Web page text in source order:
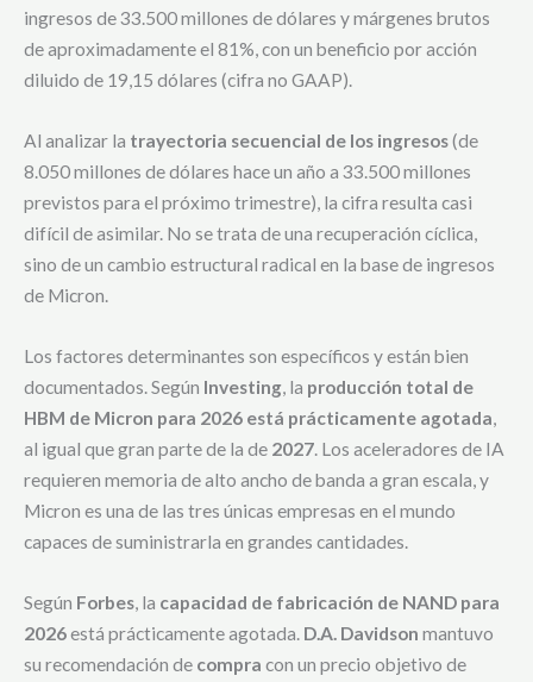
ingresos de 33.500 millones de dólares y márgenes brutos
de aproximadamente el 81%, con un beneficio por acción
diluido de 19,15 dólares (cifra no GAAP).
Al analizar la trayectoria secuencial de los ingresos(de
8.050 millones de dólares hace un año a 33.500 millones
previstos para el próximo trimestre), la cifra resulta casi
difícil de asimilar. No se trata de una recuperación cíclica,
sino de un cambio estructural radical en la base de ingresos
de Micron.
Los factores determinantes son específicos y están bien
documentados. Según Investing, la producción total de
HBM de Micron para 2026 está prácticamente agotada,
al igual que gran parte de la de 2027. Los aceleradores de IA
requieren memoria de alto ancho de banda a gran escala, y
Micron es una de las tres únicas empresas en el mundo
capaces de suministrarla en grandes cantidades.
Según Forbes , la capacidad de fabricación de NAND para
2026está prácticamente agotada. D.A. Davidson mantuvo
su recomendación de compra con un precio objetivo de